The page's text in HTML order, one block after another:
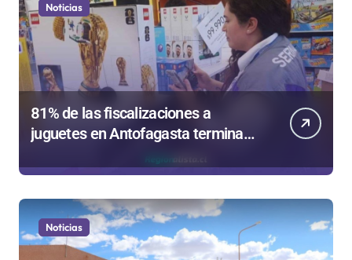
Noticias
81% de las fiscalizaciones a
juguetes en Antofagasta termina
en sumarios sanitarios
Noticias